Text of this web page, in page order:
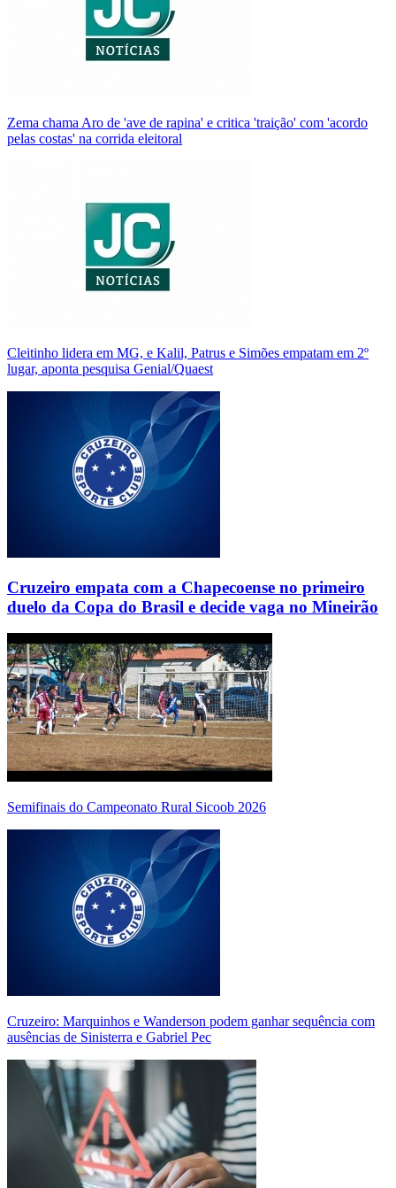
Zema chama Aro de 'ave de rapina' e critica 'traição' com 'acordo
pelas costas' na corrida eleitoral
Cleitinho lidera em MG, e Kalil, Patrus e Simões empatam em 2º
lugar, aponta pesquisa Genial/Quaest
Cruzeiro empata com a Chapecoense no primeiro
duelo da Copa do Brasil e decide vaga no Mineirão
Semifinais do Campeonato Rural Sicoob 2026
Cruzeiro: Marquinhos e Wanderson podem ganhar sequência com
ausências de Sinisterra e Gabriel Pec